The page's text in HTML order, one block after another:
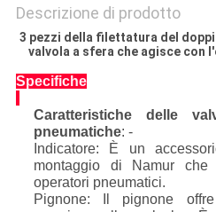
Descrizione di prodotto
3 pezzi della filettatura del
valvola a sfera che agisce con
Specifiche
Caratteristiche delle
pneumatiche: -
Indicatore: È un
montaggio di Namur
operatori pneumatici.
Pignone: Il pignone